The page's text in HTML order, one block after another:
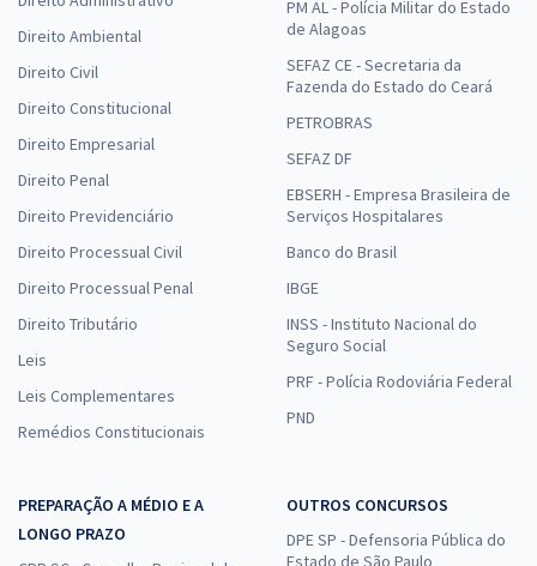
Direito Ambiental
Direito Civil
Direito Constitucional
Direito Empresarial
Direito Penal
Direito Previdenciário
Direito Processual Civil
Direito Processual Penal
Direito Tributário
Leis
Leis Complementares
Remédios Constitucionais
PM AL - Polícia Militar do Estado
de Alagoas
SEFAZ CE - Secretaria da
Fazenda do Estado do Ceará
PETROBRAS
SEFAZ DF
EBSERH - Empresa Brasileira de
Serviços Hospitalares
Banco do Brasil
IBGE
INSS - Instituto Nacional do
Seguro Social
PRF - Polícia Rodoviária Federal
PND
PREPARAÇÃO A MÉDIO E A
LONGO PRAZO
OUTROS CONCURSOS
DPE SP - Defensoria Pública do
Estado de São Paulo